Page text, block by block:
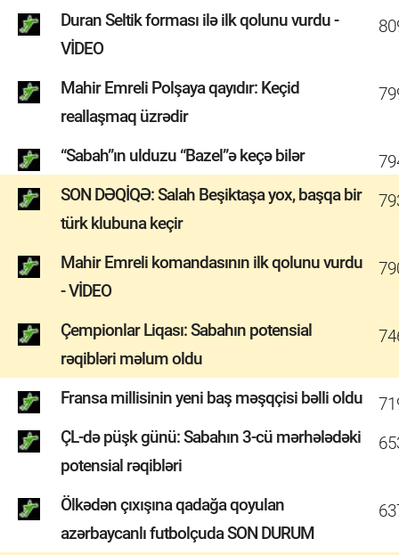
Duran Seltik forması ilə ilk qolunu vurdu -
VİDEO
Mahir Emreli Polşaya qayıdır: Keçid
reallaşmaq üzrədir
“Sabah”ın ulduzu “Bazel”ə keçə bilər
SON DƏQİQƏ: Salah Beşiktaşa yox, başqa bir
türk klubuna keçir
Mahir Emreli komandasının ilk qolunu vurdu
- VİDEO
Çempionlar Liqası: Sabahın potensial
rəqibləri məlum oldu
Fransa millisinin yeni baş məşqçisi bəlli oldu
ÇL-də püşk günü: Sabahın 3-cü mərhələdəki
potensial rəqibləri
Ölkədən çıxışına qadağa qoyulan
azərbaycanlı futbolçuda SON DURUM